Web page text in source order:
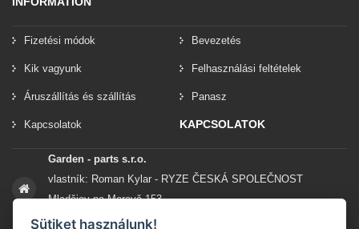
Fizetési módok Bevezetés
Kik vagyunk Felhasználási feltételek
Áruszállítás és szállítás Panasz
Kapcsolatok KAPCSOLATOK
Garden - parts s.r.o.
vlastník: Roman Kylar - RYZE ČESKÁ SPOLEČNOST
Mladějov na Moravě 153
56935 Mladějov na Moravě
Sütiket használunk!